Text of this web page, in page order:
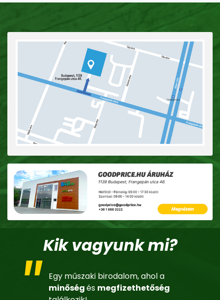
Kik vagyunk mi?
Egy műszaki birodalom, ahol a
minőségés megfizethetőség